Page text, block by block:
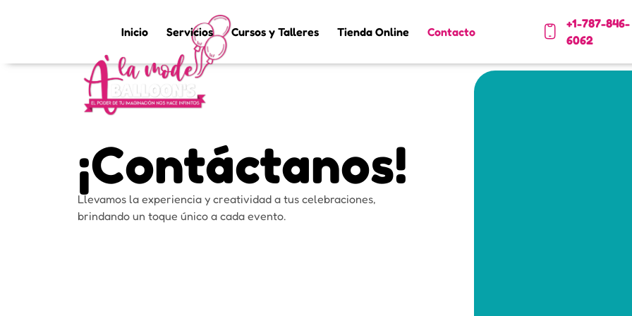
Inicio Servicios Cursos y Talleres Tienda Online Contacto
+1-787-846-
6062
¡Contáctanos!​
Llevamos la experiencia y creatividad a tus celebraciones,
brindando un toque único a cada evento.